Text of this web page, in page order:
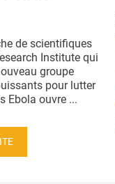
de scientifiques
Institute qui
groupe
pour lutter
Ebola ouvre ...